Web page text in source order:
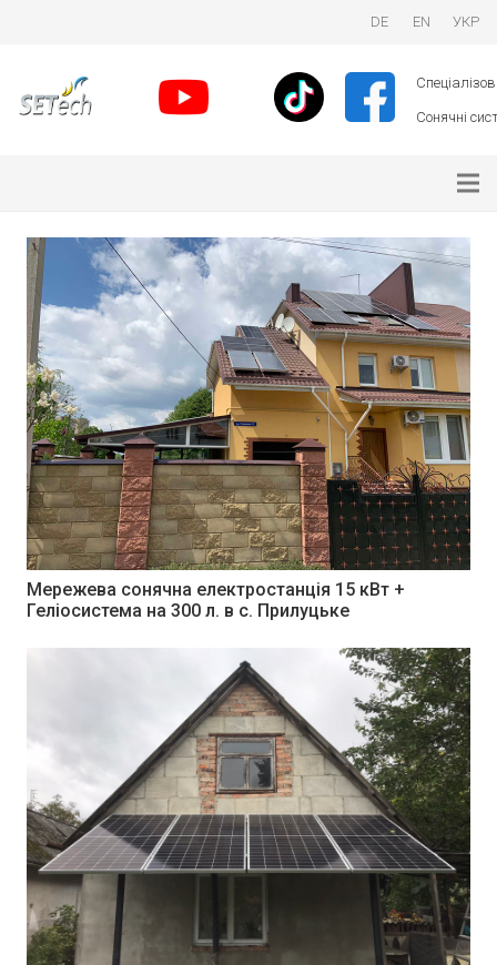
DE EN УКР
Сонячні
Мережева сонячна електростанція 15 кВт +
Геліосистема на 300 л. в с. Прилуцьке